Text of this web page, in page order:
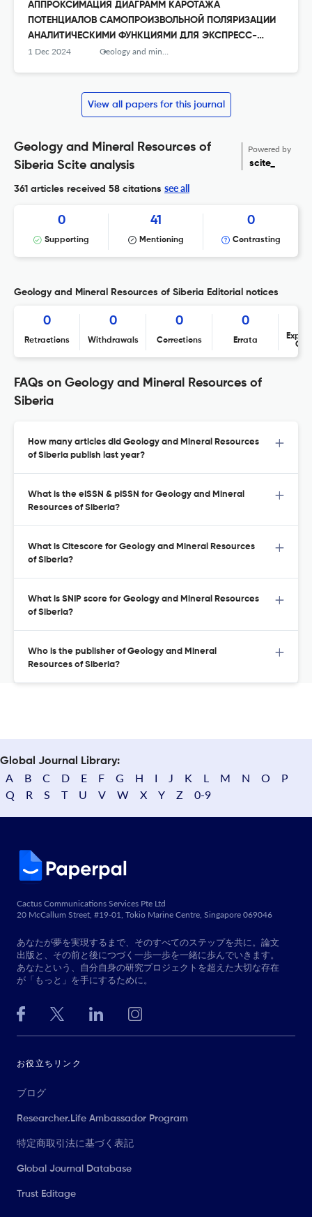
АППРОКСИМАЦИЯ ДИАГРАММ КАРОТАЖА
ПОТЕНЦИАЛОВ САМОПРОИЗВОЛЬНОЙ ПОЛЯРИЗАЦИИ
АНАЛИТИЧЕСКИМИ ФУНКЦИЯМИ ДЛЯ ЭКСПРЕСС-
ОПРЕДЕЛЕНИЯ МИНЕРАЛИЗАЦИИ ПЛАСТОВОЙ ВОДЫ
1 Dec 2024 Geology and mineral resources of Siberia
View all papers for this journal
Geology and Mineral Resources of
Siberia Scite analysis
Powered by
scite_
361 articles received 58 citations see all
0
Supporting
41
Mentioning
0
Contrasting
Geology and Mineral Resources of Siberia Editorial notices
0
Retractions
0
Withdrawals
0
Corrections
0
Errata
FAQs on Geology and Mineral Resources of
Siberia
How many articles did Geology and Mineral Resources
of Siberia publish last year?
What is the eISSN & pISSN for Geology and Mineral
Resources of Siberia?
What is Citescore for Geology and Mineral Resources
of Siberia?
What is SNIP score for Geology and Mineral Resources
of Siberia?
Who is the publisher of Geology and Mineral
Resources of Siberia?
Global Journal Library:
A B C D E F G H I J K L M N O
P
Q
R S T U V W X Y Z 0-9
Cactus Communications Services Pte Ltd
20 McCallum Street, #19-01, Tokio Marine Centre, Singapore 069046
あなたが夢を実現するまで、そのすべてのステップを共に。論文
出版と、その前と後につづく一歩一歩を一緒に歩んでいきます。
あなたという、自分自身の研究プロジェクトを超えた大切な存在
が「もっと」を手にするために。
お役立ちリンク
ブログ
Researcher.Life Ambassador Program
特定商取引法に基づく表記
Global Journal Database
Trust Editage